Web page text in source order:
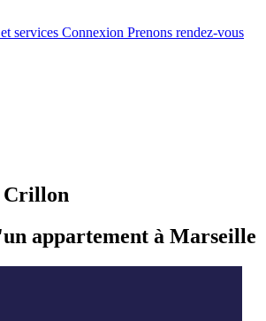
services Connexion Prenons rendez-vous
Crillon
appartement à Marseille